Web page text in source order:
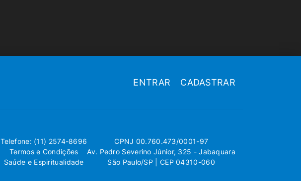
ENTRAR CADASTRAR
Telefone: (11) 2574-8696
Termos e Condições
Saúde e Espiritualidade
CPNJ 00.760.473/0001-97
Av. Pedro Severino Júnior, 325 - Jabaquara
São Paulo/SP | CEP 04310-060